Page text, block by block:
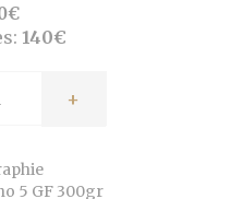
140€
+
5 GF 300gr